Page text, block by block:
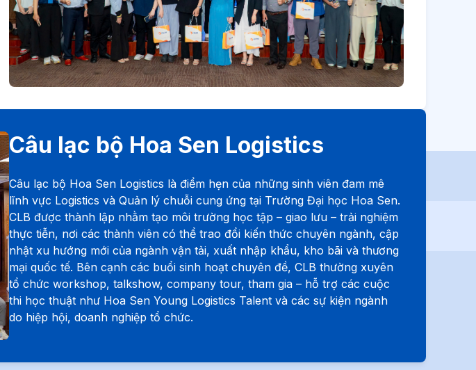
Câu lạc bộ Hoa Sen Logistics
Câu lạc bộ Hoa Sen Logistics là điểm hẹn của những sinh viên đam mê
lĩnh vực Logistics và Quản lý chuỗi cung ứng tại Trường Đại học Hoa Sen.
CLB được thành lập nhằm tạo môi trường học tập – giao lưu – trải nghiệm
thực tiễn, nơi các thành viên có thể trao đổi kiến thức chuyên ngành, cập
nhật xu hướng mới của ngành vận tải, xuất nhập khẩu, kho bãi và thương
mại quốc tế. Bên cạnh các buổi sinh hoạt chuyên đề, CLB thường xuyên
tổ chức workshop, talkshow, company tour, tham gia – hỗ trợ các cuộc
thi học thuật như Hoa Sen Young Logistics Talent và các sự kiện ngành
do hiệp hội, doanh nghiệp tổ chức.